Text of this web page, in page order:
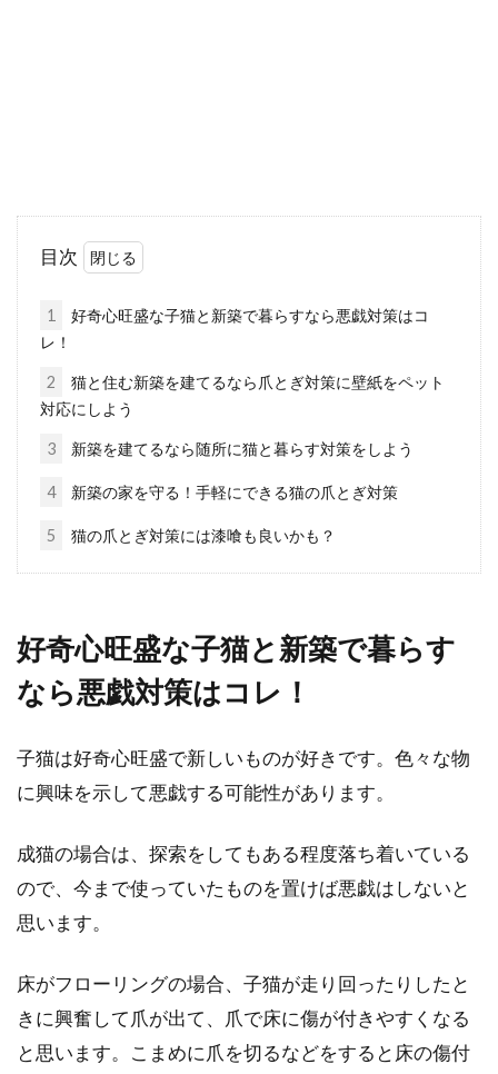
缶詰の魚は栄養をしっかりとれる！
魚は健康に良い栄養が摂取できますが、『魚の
缶詰だと...
目を閉じるとめまいを感じる・・こ
れって体に何かの異変が？
目を閉じている時に感じるめまいの症状と対処
法についてま...
腹痛で辛い！左下が痛む原因やガス
お腹の左下が痛くなると悩む女性は多いようで
すが、どうして左下に腹痛を感じるのでしょう
目次
1
好奇心旺盛な子猫と新築で暮らすなら悪戯対策はコ
レ！
2
猫と住む新築を建てるなら爪とぎ対策に壁紙をペット
対応にしよう
3 新築を建てるなら随所に猫と暮らす対策をしよう
4 新築の家を守る！手軽にできる猫の爪とぎ対策
5 猫の爪とぎ対策には漆喰も良いかも？
好奇心旺盛な子猫と新築で暮らす
なら悪戯対策はコレ！
子猫は好奇心旺盛で新しいものが好きです。色々な物
に興味を示して悪戯する可能性があります。
成猫の場合は、探索をしてもある程度落ち着いている
ので、今まで使っていたものを置けば悪戯はしないと
思います。
床がフローリングの場合、子猫が走り回ったりしたと
きに興奮して爪が出て、爪で床に傷が付きやすくなる
と思います。こまめに爪を切るなどをすると床の傷付